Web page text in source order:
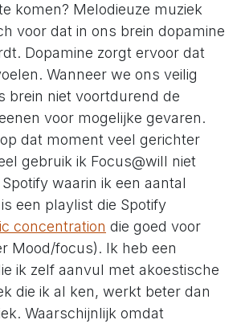
komen? Melodieuze muziek
voor dat in ons brein dopamine
Dopamine zorgt ervoor dat
Wanneer we ons veilig
brein niet voortdurend de
voor mogelijke gevaren.
dat moment veel gerichter
gebruik ik Focus@will niet
waarin ik een aantal
een playlist die Spotify
concentration die goed voor
Mood/focus). Ik heb een
ik zelf aanvul met akoestische
die ik al ken, werkt beter dan
Waarschijnlijk omdat